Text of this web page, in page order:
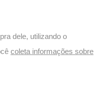
dele, utilizando o
coleta informações sobre